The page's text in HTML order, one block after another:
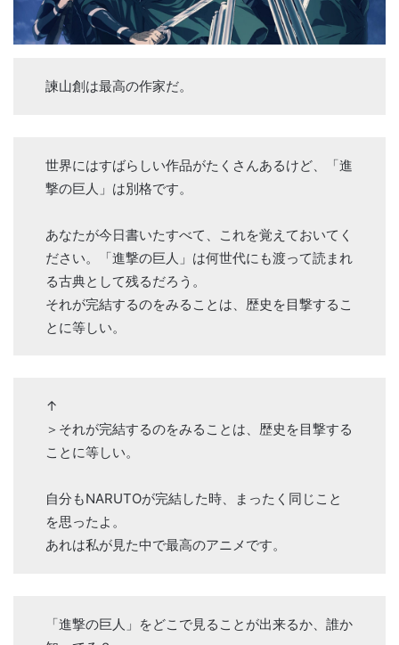
諫山創は最高の作家だ。
世界にはすばらしい作品がたくさんあるけど、「進
撃の巨人」は別格です。
あなたが今日書いたすべて、これを覚えておいてく
ださい。「進撃の巨人」は何世代にも渡って読まれ
る古典として残るだろう。
それが完結するのをみることは、歴史を目撃するこ
とに等しい。
↑
＞それが完結するのをみることは、歴史を目撃する
ことに等しい。
自分もNARUTOが完結した時、まったく同じこと
を思ったよ。
あれは私が見た中で最高のアニメです。
「進撃の巨人」をどこで見ることが出来るか、誰か